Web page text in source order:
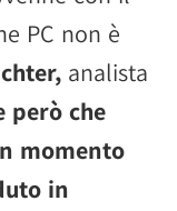
PC non è
analista
però che
momento
in